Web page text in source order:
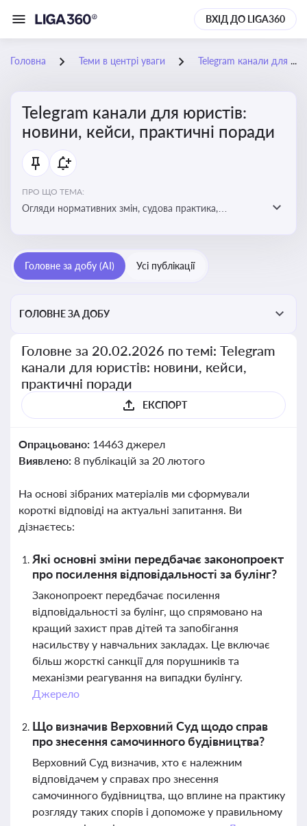
ВХІД ДО LIGA360
Головна Теми в центрі уваги Telegram канали для юристів: новини, кейси, практичні поради
Telegram канали для юристів:
новини, кейси, практичні поради
ПРО ЩО ТЕМА:
Огляди нормативних змін, судова практика,
каналах
Головне за добу (AI) Усі публікації
ГОЛОВНЕ ЗА ДОБУ
Головне за 20.02.2026 по темі: Telegram
канали для юристів: новини, кейси,
практичні поради
ЕКСПОРТ
Опрацьовано: 14463 джерел
Виявлено: 8 публікацій за 20 лютого
На основі зібраних матеріалів ми сформували
короткі відповіді на актуальні запитання. Ви
дізнаєтесь:
Які основні зміни передбачає законопроект
про посилення відповідальності за булінг?
Законопроект передбачає посилення
відповідальності за булінг, що спрямовано на
кращий захист прав дітей та запобігання
насильству у навчальних закладах. Це включає
більш жорсткі санкції для порушників та
механізми реагування на випадки булінгу.
Джерело
Що визначив Верховний Суд щодо справ
про знесення самочинного будівництва?
Верховний Суд визначив, хто є належним
відповідачем у справах про знесення
самочинного будівництва, що вплине на практику
розгляду таких спорів і допоможе у правильному